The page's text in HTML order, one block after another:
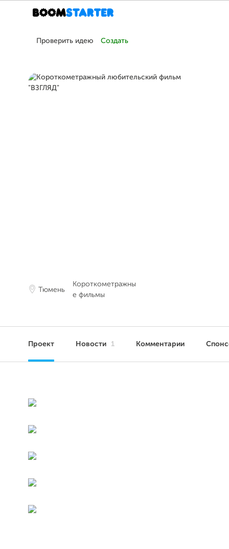
Проверить идею Создать
Тюмень
Короткометражны
е фильмы
Проект Новости 1 Комментарии